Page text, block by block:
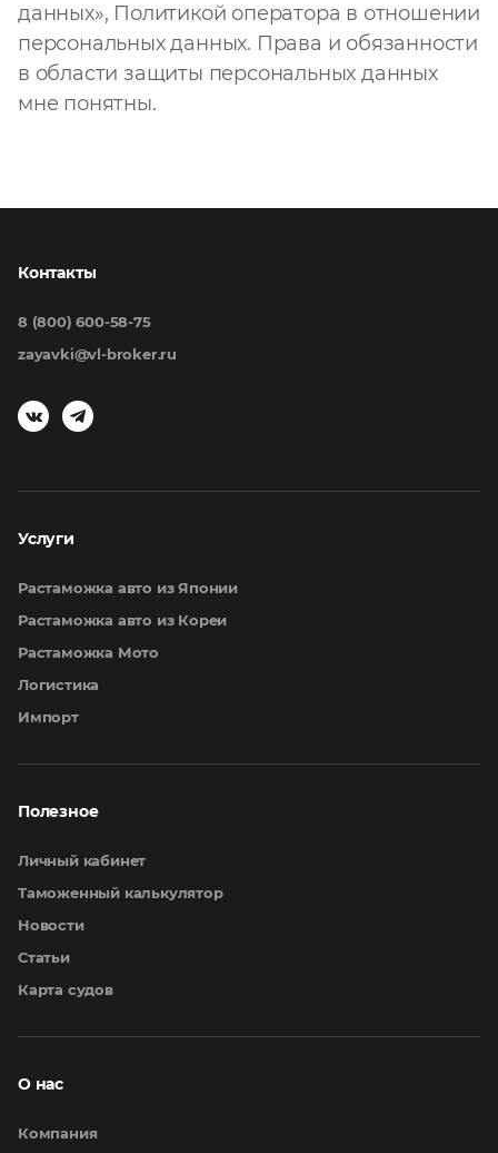
данных», Политикой оператора в отношении
персональных данных. Права и обязанности
в области защиты персональных данных
мне понятны.
Услуги
Растаможка авто из Японии
Растаможка авто из Кореи
Растаможка Мото
Логистика
Импорт
Полезное
Личный кабинет
Таможенный калькулятор
Новости
Статьи
Карта судов
О нас
Компания
Контакты
8 (800) 600-58-75
zayavki@vl-broker.ru